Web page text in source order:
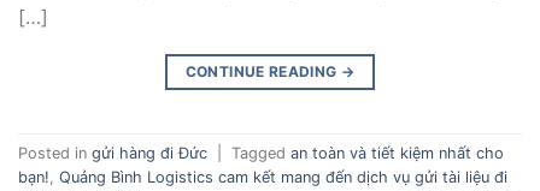
[…]
CONTINUE READING →
Posted in gửi hàng đi Đức Tagged an toàn và tiết kiệm nhất cho
bạn!, Quảng Bình Logistics cam kết mang đến dịch vụ gửi tài liệu đi